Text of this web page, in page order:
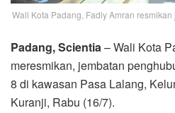
Wali Kota Padang, Fadly Amran
Padang, Scientia– Wali Kota
meresmikan, jembatan
8 di kawasan Pasa Lalang,
Kuranji, Rabu (16/7).